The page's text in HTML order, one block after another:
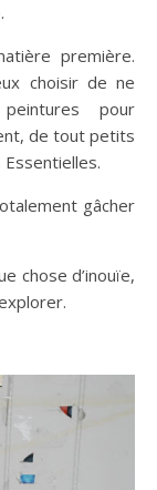
première.
choisir de ne
pour
de tout petits
gâcher
chose d’inouïe,